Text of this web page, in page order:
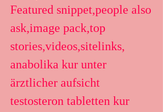
Featured snippet,people also
ask,image pack,top
stories,videos,sitelinks,
anabolika kur unter
ärztlicher aufsicht
testosteron tabletten kur